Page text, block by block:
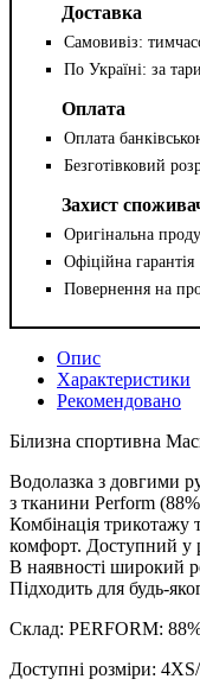
Доставка
Самовивіз:
По Україні: за
Оплата
Оплата
Безготівковий
Захист
Оригінальна
Офіційна гарантія
Повернення на
Опис
Характеристики
Рекомендовано
Білизна спортивна
Водолазка з довгими
з тканини Perform
Комбінація трикотажу
комфорт. Доступний у
В наявності широкий
Підходить для будь-
Склад: PERFORM:
Доступні розміри: